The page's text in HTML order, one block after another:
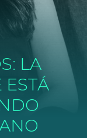
LA